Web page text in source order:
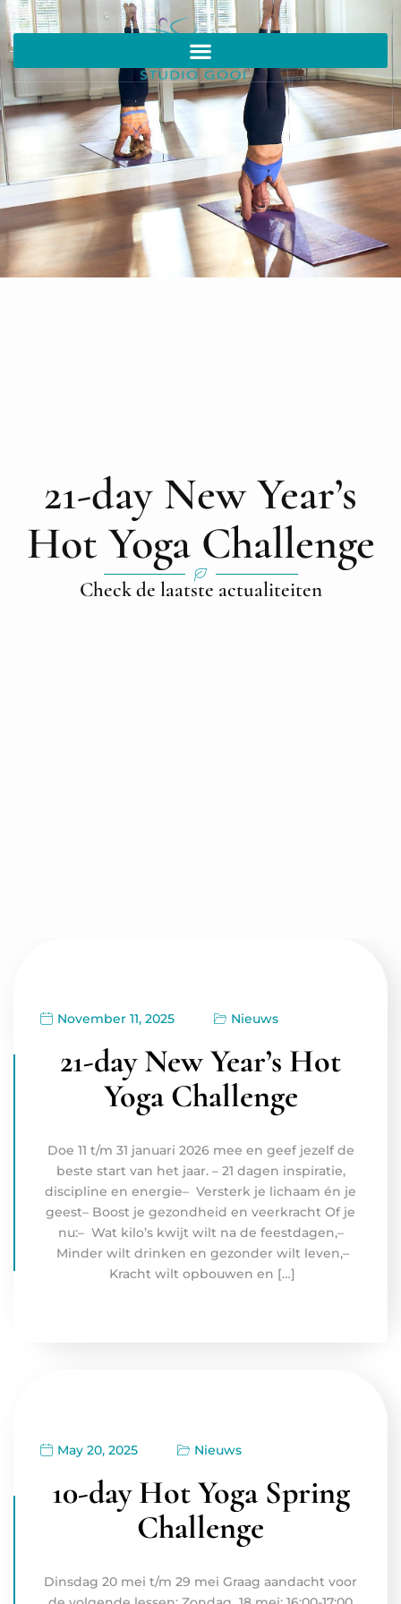
21-day New Year’s
Hot Yoga Challenge
Check de laatste actualiteiten
November 11, 2025 Nieuws
21-day New Year’s Hot
Yoga Challenge
Doe 11 t/m 31 januari 2026 mee en geef jezelf de
beste start van het jaar. – 21 dagen inspiratie,
discipline en energie– Versterk je lichaam én je
geest– Boost je gezondheid en veerkracht Of je
nu:– Wat kilo’s kwijt wilt na de feestdagen,–
Minder wilt drinken en gezonder wilt leven,–
Kracht wilt opbouwen en […]
May 20, 2025 Nieuws
10-day Hot Yoga Spring
Challenge
Dinsdag 20 mei t/m 29 mei Graag aandacht voor